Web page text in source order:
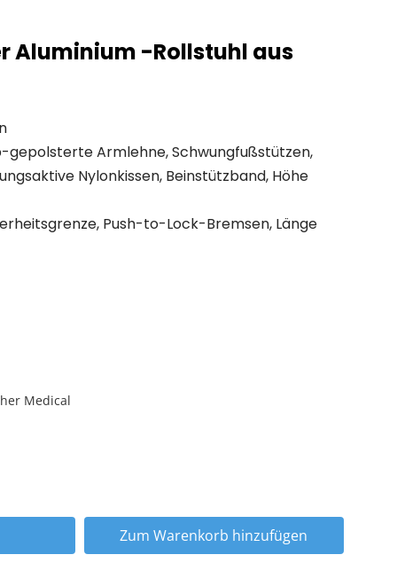
Aluminium -Rollstuhl aus
Armlehne, Schwungfußstützen,
Nylonkissen, Beinstützband, Höhe
Push-to-Lock-Bremsen, Länge
Medical
Zum Warenkorb hinzufügen